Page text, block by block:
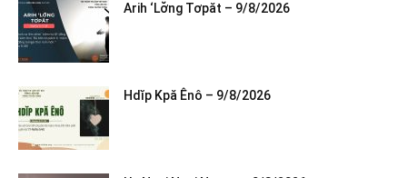
Arih ‘Lơ̆ng Tơpăt – 9/8/2026
Hdĭp Kpă Ênô – 9/8/2026